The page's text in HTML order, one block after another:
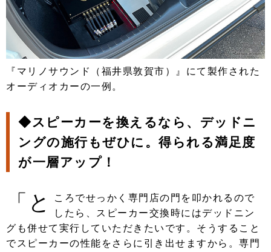
『マリノサウンド（福井県敦賀市）』にて製作された
オーディオカーの一例。
◆スピーカーを換えるなら、デッドニ
ングの施行もぜひに。得られる満足度
が一層アップ！
「と
ころでせっかく専門店の門を叩かれるので
したら、スピーカー交換時にはデッドニン
グも併せて実行していただきたいです。そうすること
でスピーカーの性能をさらに引き出せますから。専門